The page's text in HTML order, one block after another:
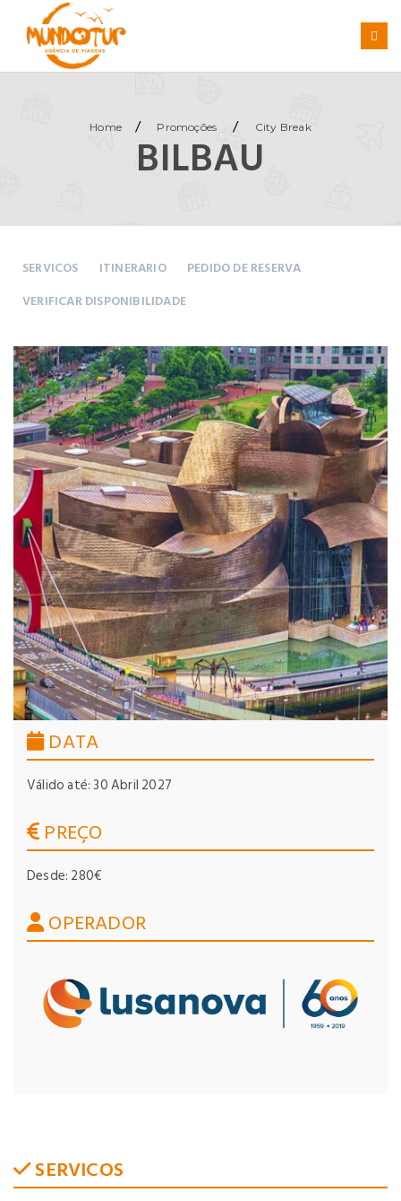
Home / Promoções / City Break
BILBAU
SERVICOS ITINERARIO
PEDIDO DE RESERVA
VERIFICAR DISPONIBILIDADE
DATA
Válido até: 30 Abril 2027
PREÇO
Desde: 280€
OPERADOR
SERVICOS